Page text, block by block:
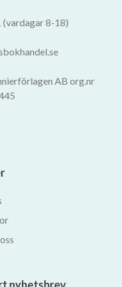
(vardagar 8-18)
AB org.nr